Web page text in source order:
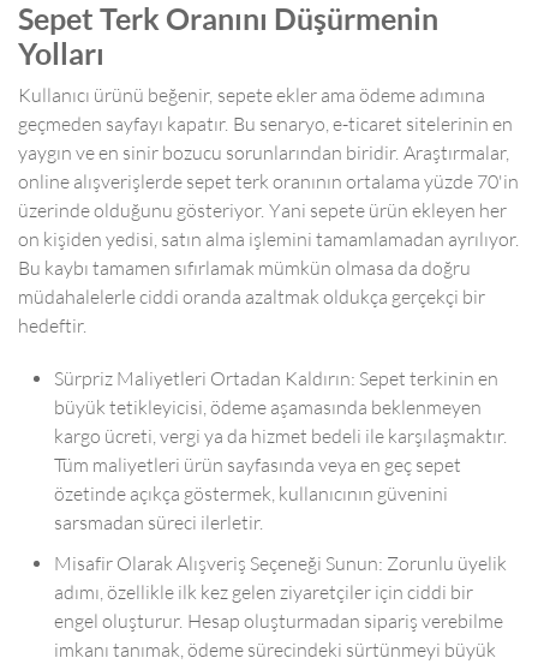
Sepet Terk Oranını Düşürmenin
Yolları
Kullanıcı ürünü beğenir, sepete ekler ama ödeme adımına
geçmeden sayfayı kapatır. Bu senaryo, e-ticaret sitelerinin en
yaygın ve en sinir bozucu sorunlarından biridir. Araştırmalar,
online alışverişlerde sepet terk oranının ortalama yüzde 70'in
üzerinde olduğunu gösteriyor. Yani sepete ürün ekleyen her
on kişiden yedisi, satın alma işlemini tamamlamadan ayrılıyor.
Bu kaybı tamamen sıfırlamak mümkün olmasa da doğru
müdahalelerle ciddi oranda azaltmak oldukça gerçekçi bir
hedeftir.
Sürpriz Maliyetleri Ortadan Kaldırın: Sepet terkinin en
büyük tetikleyicisi, ödeme aşamasında beklenmeyen
kargo ücreti, vergi ya da hizmet bedeli ile karşılaşmaktır.
Tüm maliyetleri ürün sayfasında veya en geç sepet
özetinde açıkça göstermek, kullanıcının güvenini
sarsmadan süreci ilerletir.
Misafir Olarak Alışveriş Seçeneği Sunun: Zorunlu üyelik
adımı, özellikle ilk kez gelen ziyaretçiler için ciddi bir
engel oluşturur. Hesap oluşturmadan sipariş verebilme
imkanı tanımak, ödeme sürecindeki sürtünmeyi büyük